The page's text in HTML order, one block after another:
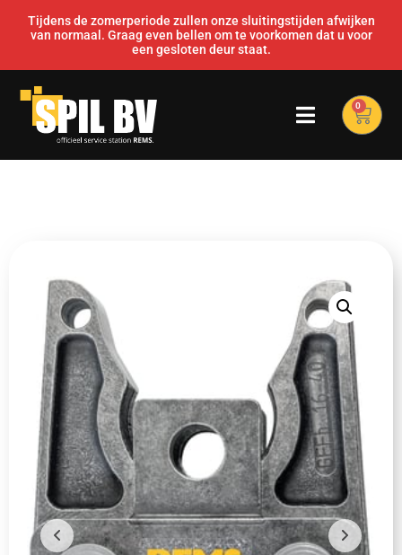
Tijdens de zomerperiode zullen onze sluitingstijden afwijken
van normaal. Graag even bellen om te voorkomen dat u voor
een gesloten deur staat.
0